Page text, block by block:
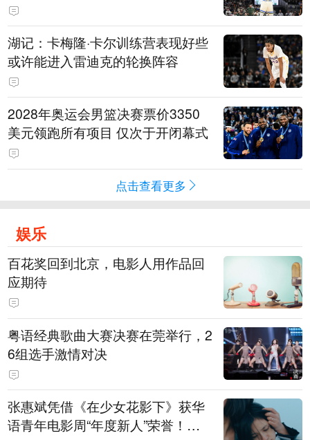
湖记：卡梅隆·卡尔训练营表现好些
或许能进入雷迪克的轮换阵容
2028年奥运会男篮决赛票价3350
美元领跑所有项目 仅次于开闭幕式
点击查看更多
娱乐
百花奖回到北京，电影人用作品回
应期待
粤语经典歌曲大赛决赛在莞举行，2
6组选手激情对决
张惠斌凭借《在少女花影下》获华
语青年电影周“年度新人”荣誉！该